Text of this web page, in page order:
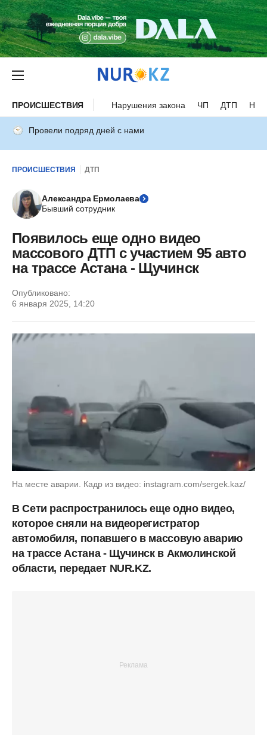
ПРОИСШЕСТВИЯ Нарушения закона ЧП ДТП
Провели подряд дней с нами
ПРОИСШЕСТВИЯ ДТП
Александра Ермолаева
Бывший сотрудник
Появилось еще одно видео
массового ДТП с участием 95 авто
на трассе Астана - Щучинск
Опубликовано:
6 января 2025, 14:20
На месте аварии. Кадр из видео: instagram.com/sergek.kaz/
В Сети распространилось еще одно видео,
которое сняли на видеорегистратор
автомобиля, попавшего в массовую аварию
на трассе Астана - Щучинск в Акмолинской
области, передает NUR.KZ.